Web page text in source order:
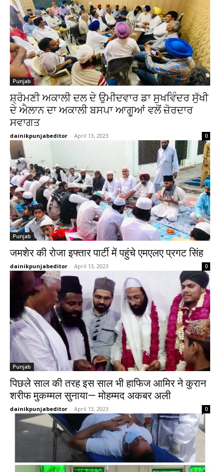
Punjab
ਸ਼੍ਰੋਮਣੀ ਅਕਾਲੀ ਦਲ ਦੇ ਉਮੀਦਵਾਰ ਡਾ ਸੁਖਵਿੰਦਰ ਸੁੱਖੀ
ਦੇ ਐਲਾਨ ਦਾ ਅਕਾਲੀ ਬਸਪਾ ਆਗੂਆਂ ਵਲੋਂ ਜ਼ੋਰਦਾਰ
ਸਵਾਗਤ
dainikpunjabeditor - April 13, 2023 0
Punjab
जमशेर की रोजा इफ्तार पार्टी में पहुंचे एमएलए प्रगट सिंह
dainikpunjabeditor - April 13, 2023 0
Punjab
पिछले साल की तरह इस साल भी हाफिज आमिर ने कुरान
शरीफ मुकम्मल सुनाया— मोहम्मद अकबर अली
dainikpunjabeditor - April 13, 2023 0